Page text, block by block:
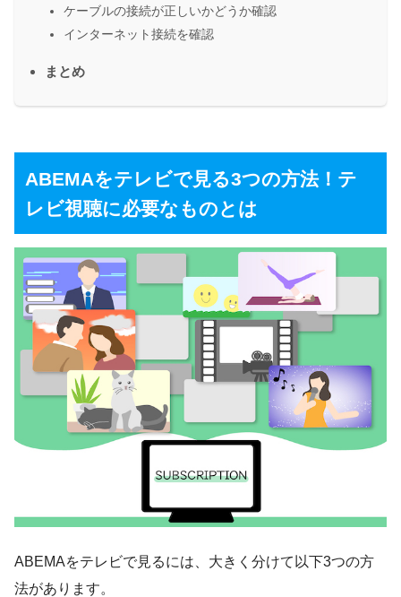
ケーブルの接続が正しいかどうか確認
インターネット接続を確認
まとめ
ABEMAをテレビで見る3つの方法！テ
レビ視聴に必要なものとは
ABEMAをテレビで見るには、大きく分けて以下3つの方
法があります。